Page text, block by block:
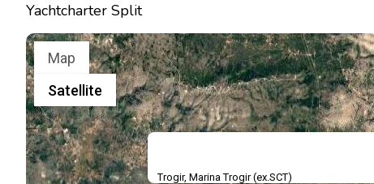
Yachtcharter Split
Trogir, Marina Trogir (ex.SCT)
Map
Satellite